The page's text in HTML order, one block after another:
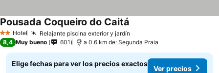
2 Estrellas
Hotel Relajante piscina exterior y jardín
Pousada Coqueiro do Caitá
8,4 Muy bueno 601 a 0.6 km de: Segunda Praia
Elige fechas para ver los precios exactos
Ver precios